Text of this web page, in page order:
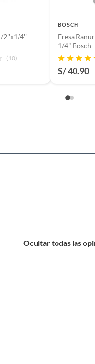
2''x1/4''
(10)
BOSCH
Fresa
1/4" Bosch
S/ 40.90
Ocultar todas las